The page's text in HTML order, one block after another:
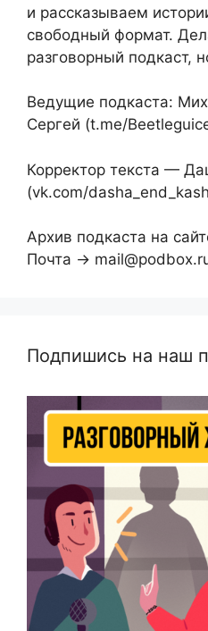
и рассказываем
свободный формат.
разговорный подкаст,
Ведущие подкаста:
Сергей (t.me/
Корректор текста —
(vk.com/
Архив подкаста на
Почта →
Подпишись на наш